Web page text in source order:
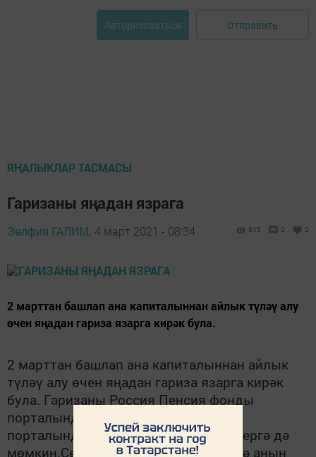
Авторизоваться Отправить
ЯҢАЛЫКЛАР ТАСМАСЫ
Гаризаны яңадан язрага
Зөлфия ГАЛИМ, 4 март 2021 - 08:34 845 0 0
2 марттан башлап ана капиталыннан айлык түләү алу
өчен яңадан гариза язарга кирәк була.
2 марттан башлап ана капиталыннан айлык
түләү алу өчен яңадан гариза язарга кирәк
була. Гаризаны Россия Пенсия фонды
порталында яки дәүләт хезмәтләре
порталында шәхси кабинет аша бирергә дә
мөмкин.Сертификат хуҗасының яисә аның